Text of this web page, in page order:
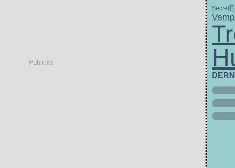
Publicité
Secret